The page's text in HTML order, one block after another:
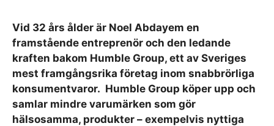
Vid 32 års ålder är Noel Abdayem en
framstående entreprenör och den ledande
kraften bakom Humble Group, ett av Sveriges
mest framgångsrika företag inom snabbrörliga
konsumentvaror. Humble Group köper upp och
samlar mindre varumärken som gör
hälsosamma, produkter – exempelvis nyttiga